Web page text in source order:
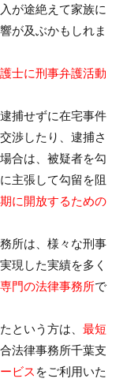
が途絶えて家族に
が及ぶかもしれま
士に刑事弁護活動
捕せずに在宅事件
渉したり、逮捕さ
合は、被疑者を勾
主張して勾留を阻
に開放するための
所は、様々な刑事
現した実績を多く
門の法律事務所で
という方は、 最短
法律事務所千葉支
ビス をご利用いた